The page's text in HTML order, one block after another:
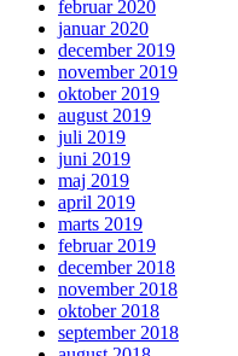
februar 2020
januar 2020
december 2019
november 2019
oktober 2019
august 2019
juli 2019
juni 2019
maj 2019
april 2019
marts 2019
februar 2019
december 2018
november 2018
oktober 2018
september 2018